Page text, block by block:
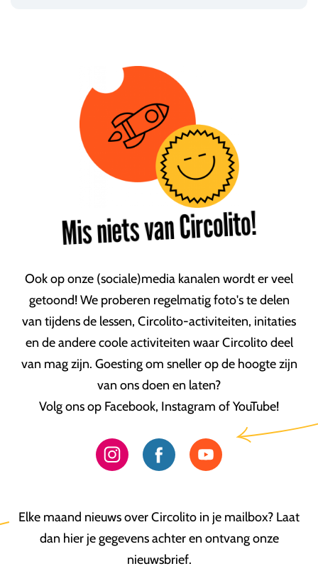
Mis niets van Circolito!
Ook op onze (sociale)media kanalen wordt er veel
getoond! We proberen regelmatig foto's te delen
van tijdens de lessen, Circolito-activiteiten, initaties
en de andere coole activiteiten waar Circolito deel
van mag zijn. Goesting om sneller op de hoogte zijn
van ons doen en laten?
Volg ons op Facebook, Instagram of YouTube!
Elke maand nieuws over Circolito in je mailbox? Laat
dan hier je gegevens achter en ontvang onze
nieuwsbrief.